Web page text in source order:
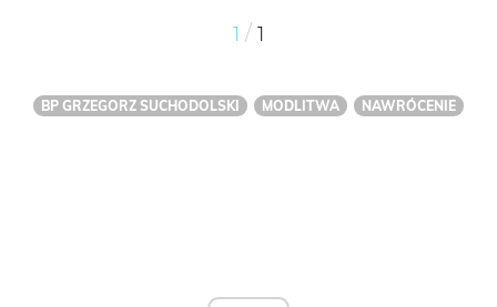
1 / 1
BP GRZEGORZ SUCHODOLSKI MODLITWA NAWRÓCENIE